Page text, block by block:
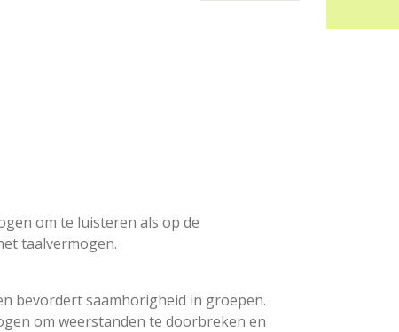
om te luisteren als op de
taalvermogen.
bevordert saamhorigheid in groepen.
om weerstanden te doorbreken en